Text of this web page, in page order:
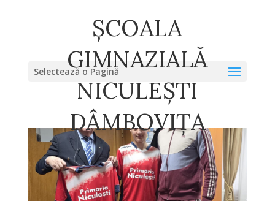
ȘCOALA
GIMNAZIALĂ
NICULEȘTI
DÂMBOVIȚA
Selectează o Pagină